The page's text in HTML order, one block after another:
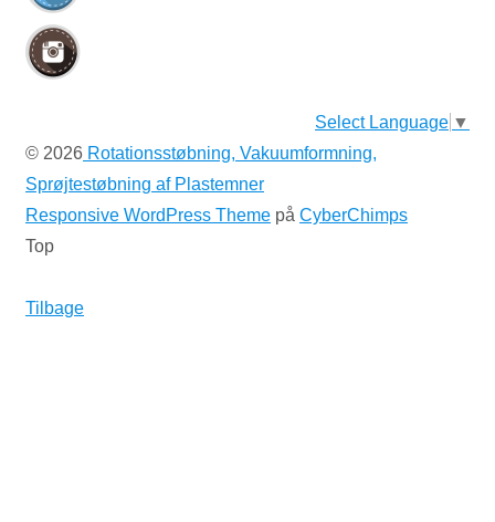
Select Language ▼
© 2026 Rotationsstøbning, Vakuumformning,
Sprøjtestøbning af Plastemner
Responsive WordPress Theme på CyberChimps
Top
Tilbage